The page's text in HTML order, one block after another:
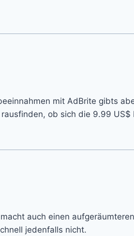
mit AdBrite gibts
ob sich die 9.99
auch einen
jedenfalls nicht.